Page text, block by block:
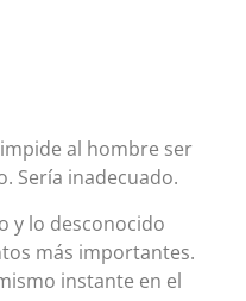
al hombre ser
Sería inadecuado.
y lo desconocido
más importantes.
instante en el